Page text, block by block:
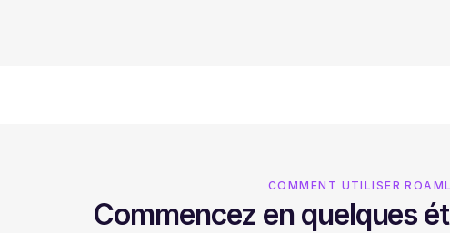
COMMENT UTILISER
Commencez en quelques